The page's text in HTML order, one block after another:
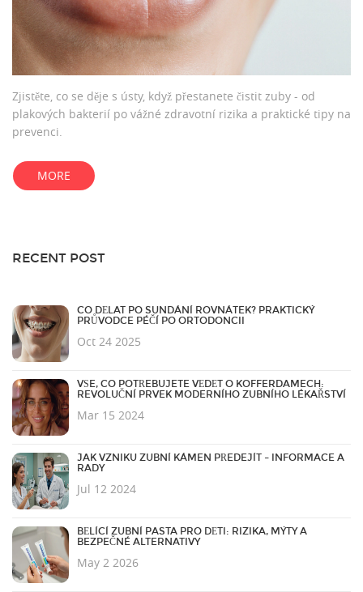
Zjistěte, co se děje s ústy, když přestanete čistit zuby - od
plakových bakterií po vážné zdravotní rizika a praktické tipy na
prevenci.
MORE
RECENT POST
CO DĚLAT PO SUNDÁNÍ ROVNÁTEK? PRAKTICKÝ
PRŮVODCE PÉČÍ PO ORTODONCII
Oct 24 2025
VŠE, CO POTŘEBUJETE VĚDĚT O KOFFERDAMECH:
REVOLUČNÍ PRVEK MODERNÍHO ZUBNÍHO LÉKAŘSTVÍ
Mar 15 2024
JAK VZNIKU ZUBNÍ KÁMEN PŘEDEJÍT – INFORMACE A
RADY
Jul 12 2024
BĚLÍCÍ ZUBNÍ PASTA PRO DĚTI: RIZIKA, MÝTY A
BEZPEČNÉ ALTERNATIVY
May 2 2026